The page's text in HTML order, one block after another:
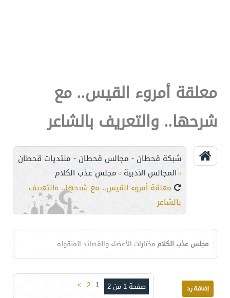
معلقة أمروء القيس.. مع
شرحها.. والتعريف بالشاعر
شبكة قحطان - مجالس قحطان - منتديات قحطان
> المجالس الأدبية > مجلس عذب الكلام
معلقة أمروء القيس.. مع شرحها.. والتعريف
بالشاعر
مجلس عذب الكلام مختارات الأعضاء والقصائد المنقوله
صفحة 1 من 2 1
2
>